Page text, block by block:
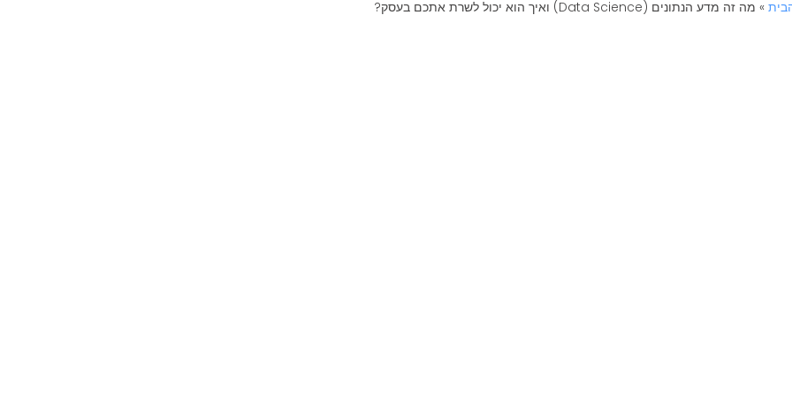
» מה זה מדע הנתונים (Data Science) ואיך הוא יכול לשרת אתכם בעסק?